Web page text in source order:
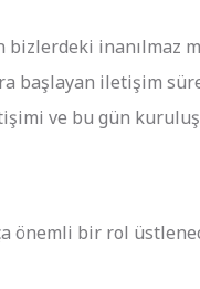
bizlerdeki inanılmaz
başlayan iletişim
ve bu gün
önemli bir rol